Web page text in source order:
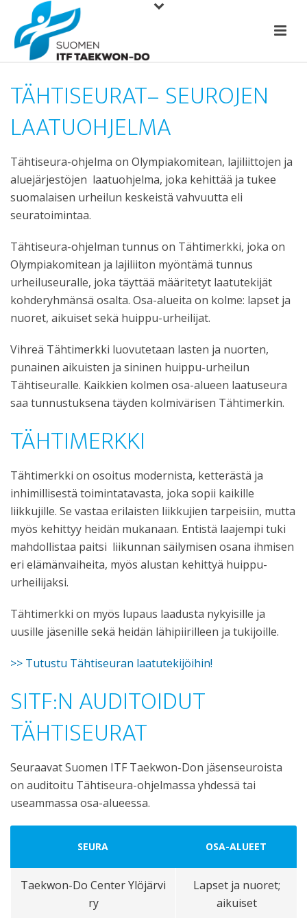
TÄHTISEURAT– SEUROJEN
LAATUOHJELMA
Tähtiseura-ohjelma on Olympiakomitean, lajiliittojen ja
aluejärjestöjen laatuohjelma, joka kehittää ja tukee
suomalaisen urheilun keskeistä vahvuutta eli
seuratoimintaa.
Tähtiseura-ohjelman tunnus on Tähtimerkki, joka on
Olympiakomitean ja lajiliiton myöntämä tunnus
urheiluseuralle, joka täyttää määritetyt laatutekijät
kohderyhmänsä osalta. Osa-alueita on kolme: lapset ja
nuoret, aikuiset sekä huippu-urheilijat.
Vihreä Tähtimerkki luovutetaan lasten ja nuorten,
punainen aikuisten ja sininen huippu-urheilun
Tähtiseuralle. Kaikkien kolmen osa-alueen laatuseura
saa tunnustuksena täyden kolmivärisen Tähtimerkin.
TÄHTIMERKKI
Tähtimerkki on osoitus modernista, ketterästä ja
inhimillisestä toimintatavasta, joka sopii kaikille
liikkujille. Se vastaa erilaisten liikkujien tarpeisiin, mutta
myös kehittyy heidän mukanaan. Entistä laajempi tuki
mahdollistaa paitsi liikunnan säilymisen osana ihmisen
eri elämänvaiheita, myös alustan kehittyä huippu-
urheilijaksi.
Tähtimerkki on myös lupaus laadusta nykyisille ja
uusille jäsenille sekä heidän lähipiirilleen ja tukijoille.
>> Tutustu Tähtiseuran laatutekijöihin!
SITF:N AUDITOIDUT
TÄHTISEURAT
Seuraavat Suomen ITF Taekwon-Don jäsenseuroista
on auditoitu Tähtiseura-ohjelmassa yhdessä tai
useammassa osa-alueessa.
SEURA OSA-ALUEET
Taekwon-Do Center Ylöjärvi
ry
Lapset ja nuoret;
aikuiset